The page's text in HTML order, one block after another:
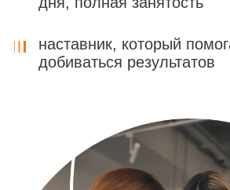
наставник, который
добиваться результатов